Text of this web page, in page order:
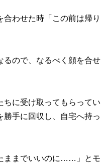
わせた時「この前は帰り
るので、なるべく顔を合せ
に受け取ってもらってい
手に回収し、自宅へ持っ
ままでいいのに……」とモ